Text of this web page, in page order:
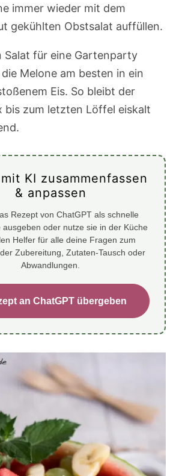
immer wieder mit dem
gekühlten Obstsalat auffüllen.
Salat für eine Gartenparty
Melone am besten in ein
Eis. So bleibt der
bis zum letzten Löffel eiskalt
KI zusammenfassen
& anpassen
Rezept von ChatGPT als schnelle
ausgeben oder nutze sie in der Küche
Helfer für alle deine Fragen zum
Zubereitung, Zutaten-Tausch oder
Abwandlungen.
an ChatGPT übergeben